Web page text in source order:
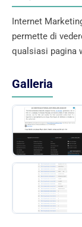
Internet
permette di
qualsiasi pagina
Galleria